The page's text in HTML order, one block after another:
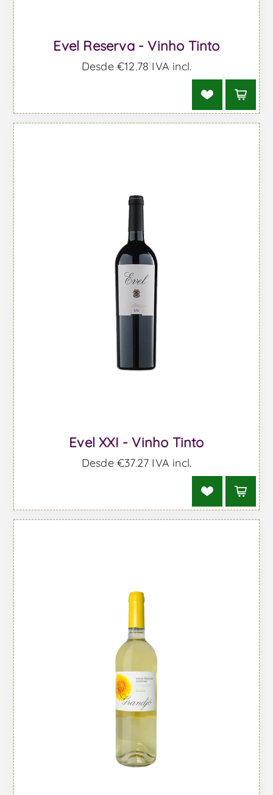
Evel Reserva - Vinho Tinto
Desde €12,78 IVA incl.
Evel XXI - Vinho Tinto
Desde €37,27 IVA incl.